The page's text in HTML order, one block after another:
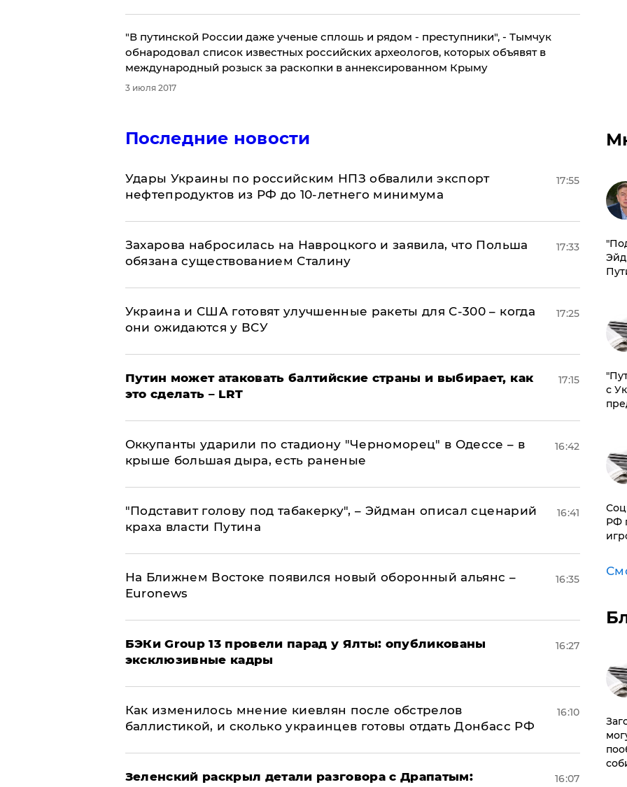
​"В путинской России даже ученые сплошь и рядом - преступники", - Тымчук
обнародовал список известных российских археологов, которых объявят в
международный розыск за раскопки в аннексированном Крыму
3 июля 2017
Последние новости
Удары Украины по российским НПЗ обвалили экспорт
нефтепродуктов из РФ до 10-летнего минимума
17:55
​Захарова набросилась на Навроцкого и заявила, что Польша
обязана существованием Сталину
17:33
Украина и США готовят улучшенные ракеты для С-300 – когда
они ожидаются у ВСУ
17:25
Путин может атаковать балтийские страны и выбирает, как
это сделать – LRT
17:15
Оккупанты ударили по стадиону "Черноморец" в Одессе – в
крыше большая дыра, есть раненые
16:42
​"Подставит голову под табакерку", – Эйдман описал сценарий
краха власти Путина
16:41
На Ближнем Востоке появился новый оборонный альянс –
Euronews
16:35
​БЭКи Group 13 провели парад у Ялты: опубликованы
эксклюзивные кадры
16:27
Как изменилось мнение киевлян после обстрелов
баллистикой, и сколько украинцев готовы отдать Донбасс РФ
16:10
​Зеленский раскрыл детали разговора с Драпатым:
16:07
с
РФ